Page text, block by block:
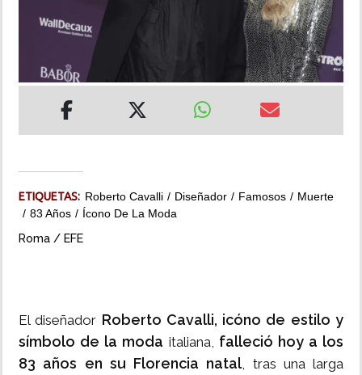
ETIQUETAS: Roberto Cavalli Diseñador Famosos
Muerte
83 Años
Ícono De La Moda
Roma / EFE
El diseñador Roberto Cavalli, icóno de estilo y
símbolo de la moda italiana, falleció hoy a los
83 años en su Florencia natal, tras una larga